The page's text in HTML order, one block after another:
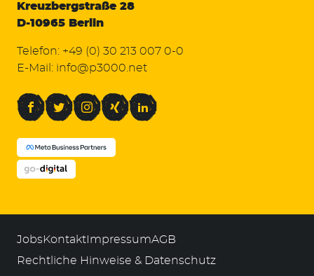
Kreuzbergstraße 28
D-10965 Berlin
Telefon: +49 (0) 30 213 007 0-0
E-Mail: info@p3000.net
FacebookTwitterInstagramXing LinkedIn
JobsKontakt ImpressumAGB
Rechtliche Hinweise & Datenschutz